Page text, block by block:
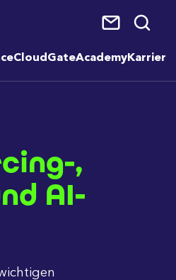
CloudGateAcademyKarriere
,
AI-